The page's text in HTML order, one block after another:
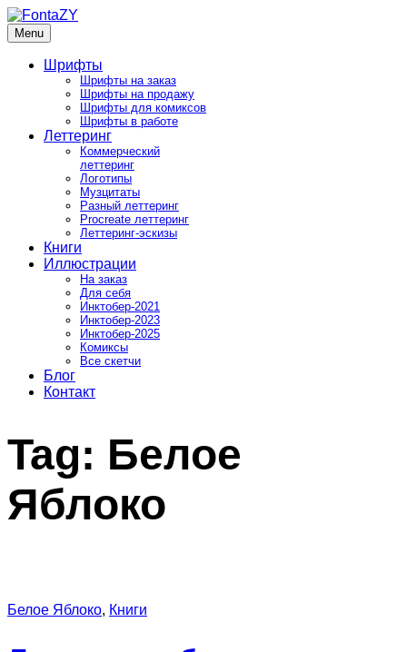
Skip
to
content
FontaZY
Fonts and pictures by Zakhar Yaschin
Menu
Шрифты
Шрифты на заказ
Шрифты на продажу
Шрифты для комиксов
Шрифты в работе
Леттеринг
Коммерческий
леттеринг
Логотипы
Музцитаты
Разный леттеринг
Procreate леттеринг
Леттеринг-эскизы
Книги
Иллюстрации
На заказ
Для себя
Инктобер-2021
Инктобер-2023
Инктобер-2025
Комиксы
Все скетчи
Блог
Контакт
Tag: Белое
Яблоко
Белое Яблоко, Книги